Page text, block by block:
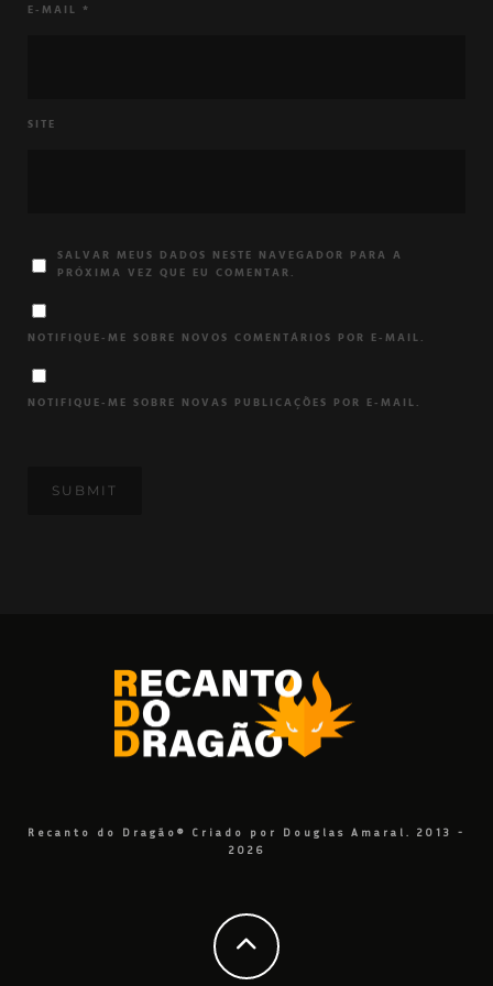
E-MAIL *
SITE
SALVAR MEUS DADOS NESTE NAVEGADOR PARA A
PRÓXIMA VEZ QUE EU COMENTAR.
NOTIFIQUE-ME SOBRE NOVOS COMENTÁRIOS POR E-MAIL.
NOTIFIQUE-ME SOBRE NOVAS PUBLICAÇÕES POR E-MAIL.
Recanto do Dragão® Criado por Douglas Amaral. 2013 -
2026